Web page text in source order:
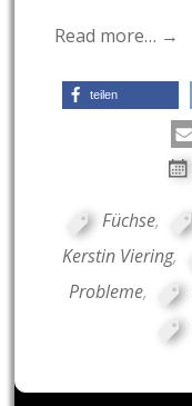
Read more… →
teilen
Füchse,
Kerstin Viering,
Probleme,